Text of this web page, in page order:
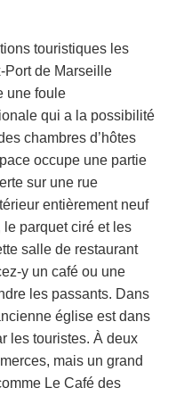
touristiques les
Port de Marseille
une foule
qui a la possibilité
chambres d’hôtes
occupe une partie
sur une rue
entièrement neuf
parquet ciré et les
salle de restaurant
y un café ou une
les passants. Dans
église est dans
les touristes. À deux
mais un grand
Le Café des